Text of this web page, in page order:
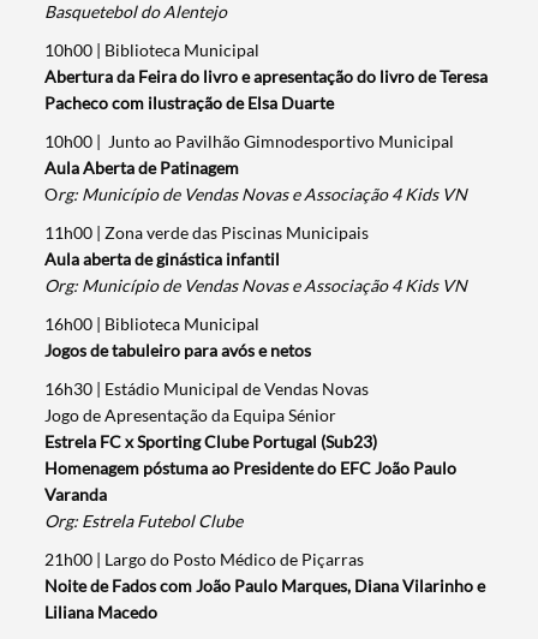
Basquetebol do Alentejo
10h00 | Biblioteca Municipal
Abertura da Feira do livro e apresentação do livro de Teresa
Pacheco com ilustração de Elsa Duarte
10h00 | Junto ao Pavilhão Gimnodesportivo Municipal
Aula Aberta de Patinagem
Org: Município de Vendas Novas e Associação 4 Kids VN
11h00 | Zona verde das Piscinas Municipais
Aula aberta de ginástica infantil
Org: Município de Vendas Novas e Associação 4 Kids VN
16h00 | Biblioteca Municipal
Jogos de tabuleiro para avós e netos
16h30 | Estádio Municipal de Vendas Novas
Jogo de Apresentação da Equipa Sénior
Estrela FC x Sporting Clube Portugal (Sub23)
Homenagem póstuma ao Presidente do EFC João Paulo
Varanda
Org: Estrela Futebol Clube
21h00 | Largo do Posto Médico de Piçarras
Noite de Fados com João Paulo Marques, Diana Vilarinho e
Liliana Macedo